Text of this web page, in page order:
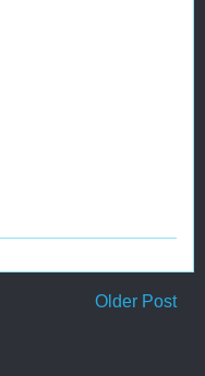
Older Post